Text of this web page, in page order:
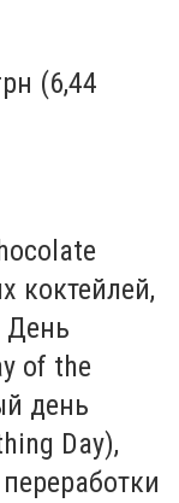
(6,44
коктейлей,
День
of the
день
Day),